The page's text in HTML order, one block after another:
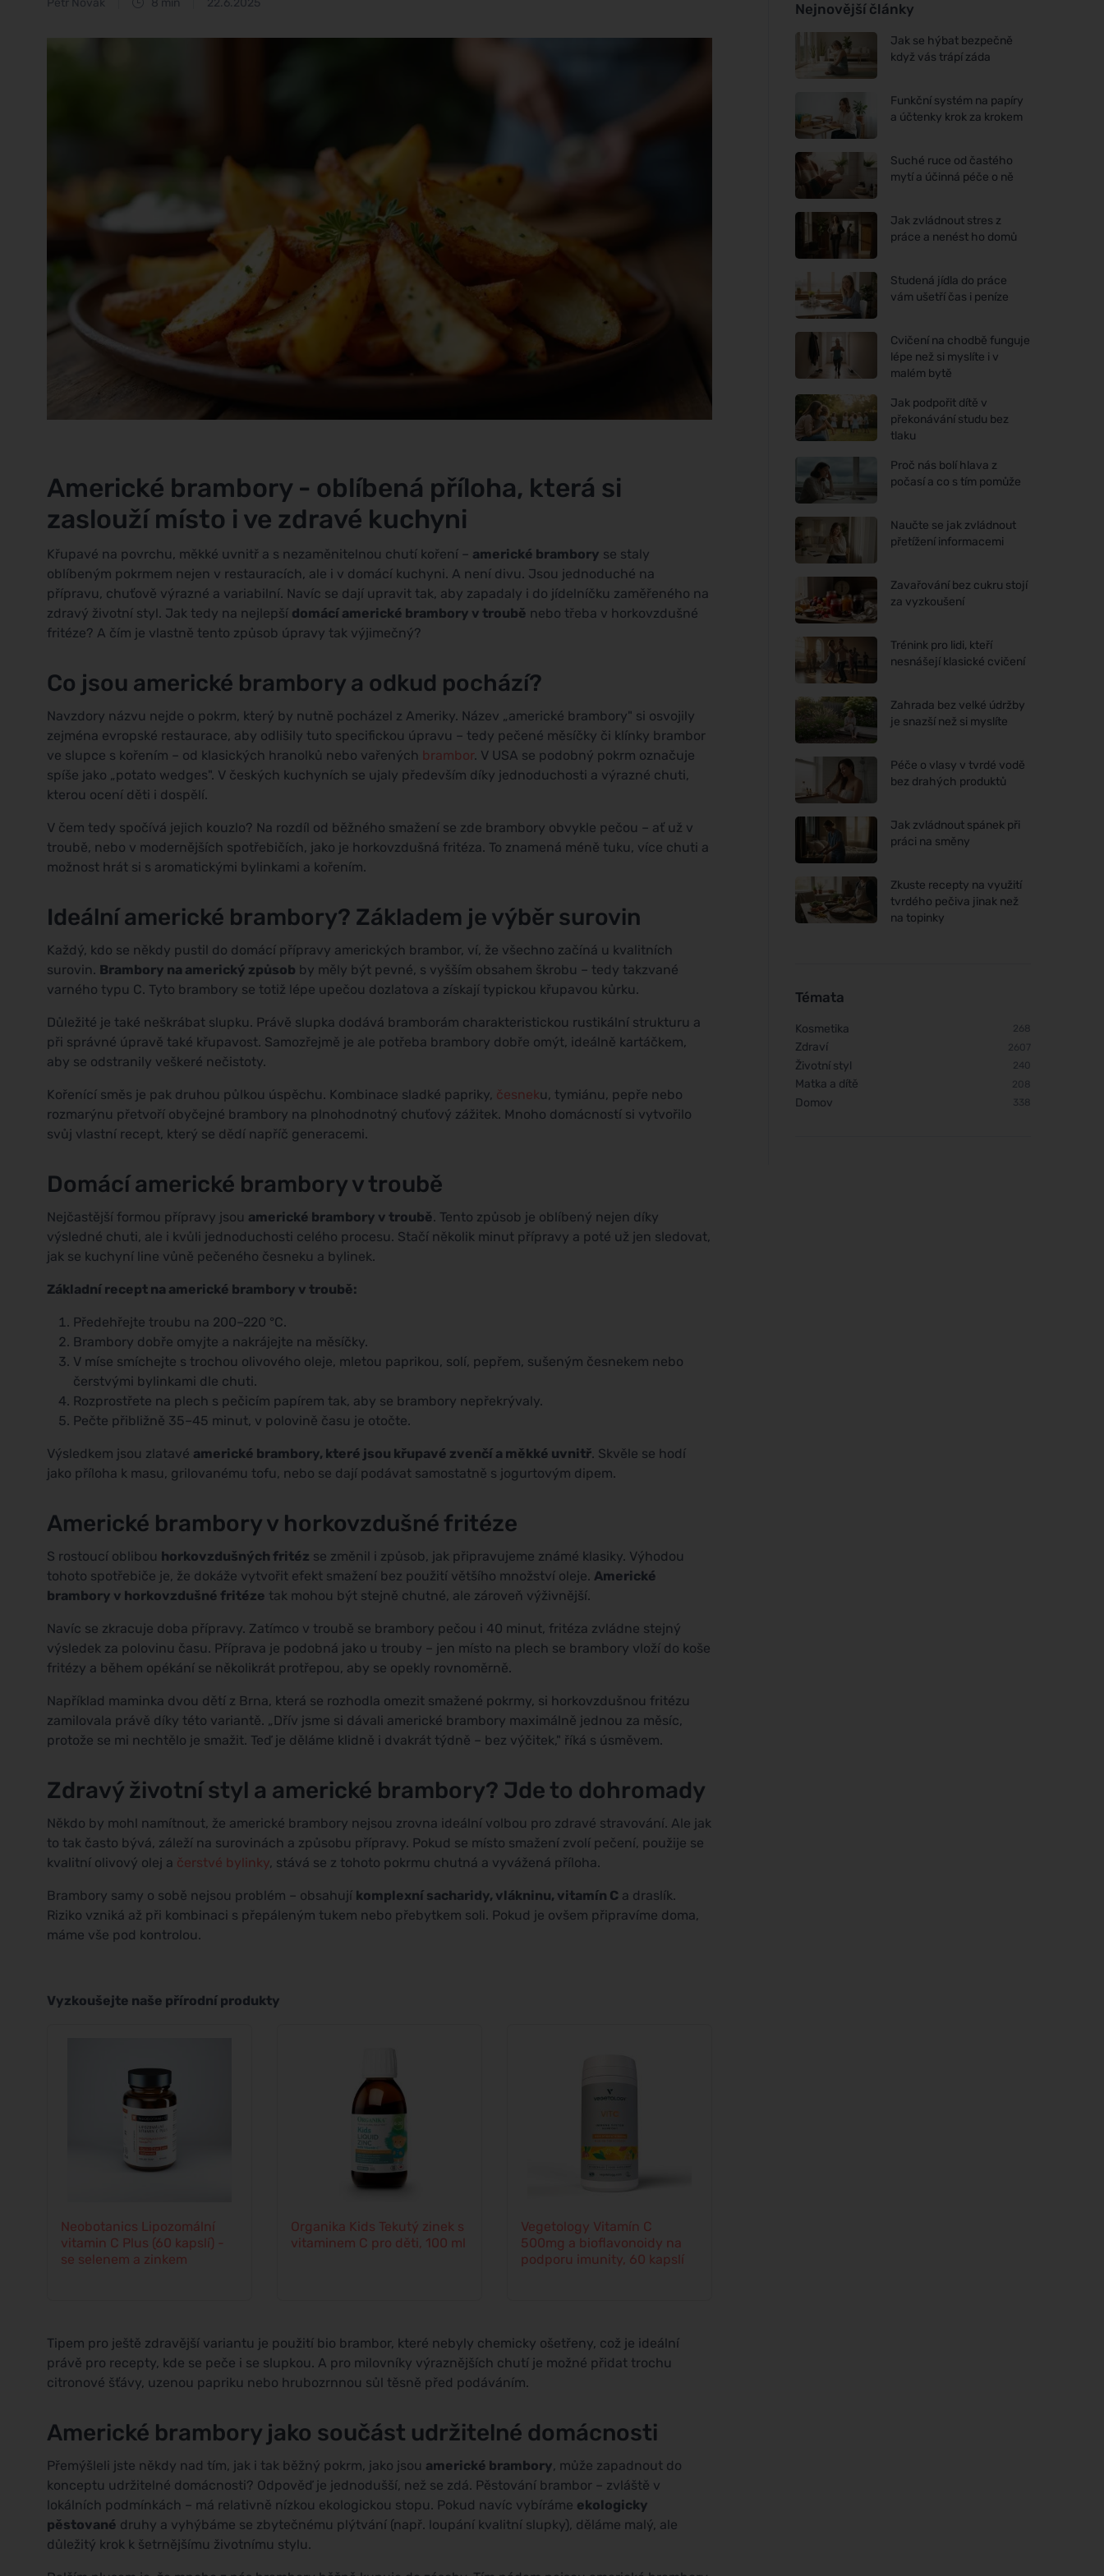
Americké brambory - oblíbená příloha, která si
zaslouží místo i ve zdravé kuchyni
Křupavé na povrchu, měkké uvnitř a s nezaměnitelnou chutí koření – americké brambory se staly
oblíbeným pokrmem nejen v restauracích, ale i v domácí kuchyni. A není divu. Jsou jednoduché na
přípravu, chuťově výrazné a variabilní. Navíc se dají upravit tak, aby zapadaly i do jídelníčku zaměřeného na
zdravý životní styl. Jak tedy na nejlepší domácí americké brambory v troubě nebo třeba v horkovzdušné
fritéze? A čím je vlastně tento způsob úpravy tak výjimečný?
Co jsou americké brambory a odkud pochází?
Navzdory názvu nejde o pokrm, který by nutně pocházel z Ameriky. Název „americké brambory" si osvojily
zejména evropské restaurace, aby odlišily tuto specifickou úpravu – tedy pečené měsíčky či klínky brambor
ve slupce s kořením – od klasických hranolků nebo vařených brambor. V USA se podobný pokrm označuje
spíše jako „potato wedges". V českých kuchyních se ujaly především díky jednoduchosti a výrazné chuti,
kterou ocení děti i dospělí.
V čem tedy spočívá jejich kouzlo? Na rozdíl od běžného smažení se zde brambory obvykle pečou – ať už v
troubě, nebo v modernějších spotřebičích, jako je horkovzdušná fritéza. To znamená méně tuku, více chuti a
možnost hrát si s aromatickými bylinkami a kořením.
Ideální americké brambory? Základem je výběr surovin
Každý, kdo se někdy pustil do domácí přípravy amerických brambor, ví, že všechno začíná u kvalitních
surovin. Brambory na americký způsob by měly být pevné, s vyšším obsahem škrobu – tedy takzvané
varného typu C. Tyto brambory se totiž lépe upečou dozlatova a získají typickou křupavou kůrku.
Důležité je také neškrábat slupku. Právě slupka dodává bramborám charakteristickou rustikální strukturu a
při správné úpravě také křupavost. Samozřejmě je ale potřeba brambory dobře omýt, ideálně kartáčkem,
aby se odstranily veškeré nečistoty.
Kořenící směs je pak druhou půlkou úspěchu. Kombinace sladké papriky, česneku, tymiánu, pepře nebo
rozmarýnu přetvoří obyčejné brambory na plnohodnotný chuťový zážitek. Mnoho domácností si vytvořilo
svůj vlastní recept, který se dědí napříč generacemi.
Domácí americké brambory v troubě
Nejčastější formou přípravy jsou americké brambory v troubě. Tento způsob je oblíbený nejen díky
výsledné chuti, ale i kvůli jednoduchosti celého procesu. Stačí několik minut přípravy a poté už jen sledovat,
jak se kuchyní line vůně pečeného česneku a bylinek.
Základní recept na americké brambory v troubě:
Předehřejte troubu na 200–220 °C.
Brambory dobře omyjte a nakrájejte na měsíčky.
V míse smíchejte s trochou olivového oleje, mletou paprikou, solí, pepřem, sušeným česnekem nebo
čerstvými bylinkami dle chuti.
Rozprostřete na plech s pečicím papírem tak, aby se brambory nepřekrývaly.
Pečte přibližně 35–45 minut, v polovině času je otočte.
Výsledkem jsou zlatavé americké brambory, které jsou křupavé zvenčí a měkké uvnitř. Skvěle se hodí
jako příloha k masu, grilovanému tofu, nebo se dají podávat samostatně s jogurtovým dipem.
Americké brambory v horkovzdušné fritéze
S rostoucí oblibou horkovzdušných fritéz se změnil i způsob, jak připravujeme známé klasiky. Výhodou
tohoto spotřebiče je, že dokáže vytvořit efekt smažení bez použití většího množství oleje. Americké
brambory v horkovzdušné fritéze tak mohou být stejně chutné, ale zároveň výživnější.
Navíc se zkracuje doba přípravy. Zatímco v troubě se brambory pečou i 40 minut, fritéza zvládne stejný
výsledek za polovinu času. Příprava je podobná jako u trouby – jen místo na plech se brambory vloží do koše
fritézy a během opékání se několikrát protřepou, aby se opekly rovnoměrně.
Například maminka dvou dětí z Brna, která se rozhodla omezit smažené pokrmy, si horkovzdušnou fritézu
zamilovala právě díky této variantě. „Dřív jsme si dávali americké brambory maximálně jednou za měsíc,
protože se mi nechtělo je smažit. Teď je děláme klidně i dvakrát týdně – bez výčitek," říká s úsměvem.
Zdravý životní styl a americké brambory? Jde to dohromady
Někdo by mohl namítnout, že americké brambory nejsou zrovna ideální volbou pro zdravé stravování. Ale jak
to tak často bývá, záleží na surovinách a způsobu přípravy. Pokud se místo smažení zvolí pečení, použije se
kvalitní olivový olej a čerstvé bylinky, stává se z tohoto pokrmu chutná a vyvážená příloha.
Brambory samy o sobě nejsou problém – obsahují komplexní sacharidy, vlákninu, vitamín C a draslík.
Riziko vzniká až při kombinaci s přepáleným tukem nebo přebytkem soli. Pokud je ovšem připravíme doma,
máme vše pod kontrolou.
Vyzkoušejte naše přírodní produkty
Neobotanics Lipozomální
vitamin C Plus (60 kapslí) -
se selenem a zinkem
Organika Kids Tekutý zinek s
vitaminem C pro děti, 100 ml
Vegetology Vitamín C
500mg a bioflavonoidy na
podporu imunity, 60 kapslí
Tipem pro ještě zdravější variantu je použití bio brambor, které nebyly chemicky ošetřeny, což je ideální
právě pro recepty, kde se peče i se slupkou. A pro milovníky výraznějších chutí je možné přidat trochu
citronové šťávy, uzenou papriku nebo hrubozrnnou sůl těsně před podáváním.
Americké brambory jako součást udržitelné domácnosti
Přemýšleli jste někdy nad tím, jak i tak běžný pokrm, jako jsou americké brambory, může zapadnout do
konceptu udržitelné domácnosti? Odpověď je jednodušší, než se zdá. Pěstování brambor – zvláště v
lokálních podmínkách – má relativně nízkou ekologickou stopu. Pokud navíc vybíráme ekologicky
pěstované druhy a vyhýbáme se zbytečnému plýtvání (např. loupání kvalitní slupky), děláme malý, ale
důležitý krok k šetrnějšímu životnímu stylu.
Nejnovější články
Jak se hýbat bezpečně
když vás trápí záda
Funkční systém na papíry
a účtenky krok za krokem
Suché ruce od častého
mytí a účinná péče o ně
Jak zvládnout stres z
práce a nenést ho domů
Studená jídla do práce
vám ušetří čas i peníze
Cvičení na chodbě funguje
lépe než si myslíte i v
malém bytě
Jak podpořit dítě v
překonávání studu bez
tlaku
Proč nás bolí hlava z
počasí a co s tím pomůže
Naučte se jak zvládnout
přetížení informacemi
Zavařování bez cukru stojí
za vyzkoušení
Trénink pro lidi, kteří
nesnášejí klasické cvičení
Zahrada bez velké údržby
je snazší než si myslíte
Péče o vlasy v tvrdé vodě
bez drahých produktů
Jak zvládnout spánek při
práci na směny
Zkuste recepty na využití
tvrdého pečiva jinak než
na topinky
Témata
Kosmetika 268
Zdraví 2607
Životní styl 240
Matka a dítě 208
Domov 338